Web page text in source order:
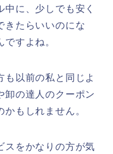
に、少しでも安く
きたらいいのにな
すよね。
も以前の私と同じよ
卸の達人のクーポン
もしれません。
スをかなりの方が気